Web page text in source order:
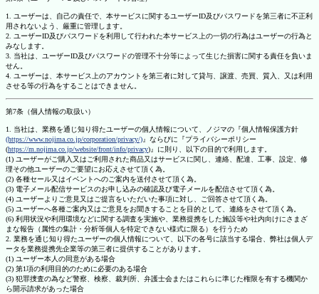
1. ユーザーは、自己の責任で、本サービスに関するユーザーID及びパスワードを第三者に不正利
用されないよう、厳重に管理します。
2. ユーザーID及びパスワードを利用して行われた本サービス上の一切の行為はユーザーの行為と
みなします。
3. 当社は、ユーザーID及びパスワードの管理不十分等によって生じた損害に関する責任を負いま
せん。
4. ユーザーは、本サービス上のアカウントを第三者に対して貸与、譲渡、売買、質入、又は利用
させる等の行為をすることはできません。
第7条（個人情報の取扱い）
1. 当社は、業務を通じ知り得たユーザーの個人情報について、ノジマの『個人情報保護方針
(https://www.nojima.co.jp/corporation/privacy/)』ならびに『プライバシーポリシー
(https://m.nojima.co.jp/website/front/info/privacy)』に則り、以下の目的で利用します。
(1) ユーザーがご購入又はご利用された商品又はサービスに関し、連絡、配達、工事、設定、修
理その他ユーザーのご要望にお応えさせて頂く為。
(2) 各種セール又はイベントへのご案内を送付させて頂く為。
(3) 電子メール配信サービスのお申し込みの確認及び電子メールを配信させて頂く為。
(4) ユーザーよりご意見又はご提言をいただいた事項に対し、ご回答させて頂く為。
(5) ユーザーへ各種ご案内又はご意見をお聞きすることを目的として、連絡をさせて頂く為。
(6) 利用状況や利用環境などに関する調査を実施や、業務提携をした施設等や社内向けにさまざ
まな報告（属性の集計・分析等個人を特定できない様式に限る）を行うため
2. 業務を通じ知り得たユーザーの個人情報について、以下の各号に該当する場合、弊社は個人デ
ータを業務提携先企業等の第三者に提供することがあります。
(1) ユーザー本人の同意がある場合
(2) 第1項の利用目的のために必要のある場合
(3) 犯罪捜査の為など警察、検察、裁判所、弁護士会またはこれらに準じた権限を有する機関か
ら開示請求があった場合